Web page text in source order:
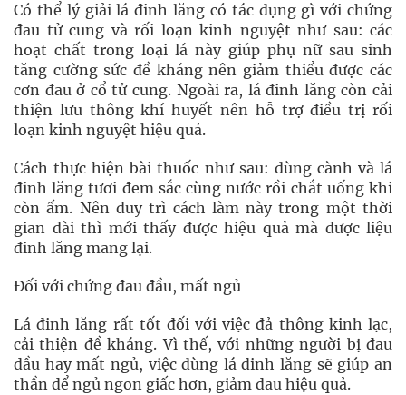
Có thể lý giải lá đinh lăng có tác dụng gì với chứng
đau tử cung và rối loạn kinh nguyệt như sau: các
hoạt chất trong loại lá này giúp phụ nữ sau sinh
tăng cường sức đề kháng nên giảm thiểu được các
cơn đau ở cổ tử cung. Ngoài ra, lá đinh lăng còn cải
thiện lưu thông khí huyết nên hỗ trợ điều trị rối
loạn kinh nguyệt hiệu quả.
Cách thực hiện bài thuốc như sau: dùng cành và lá
đinh lăng tươi đem sắc cùng nước rồi chắt uống khi
còn ấm. Nên duy trì cách làm này trong một thời
gian dài thì mới thấy được hiệu quả mà dược liệu
đinh lăng mang lại.
Đối với chứng đau đầu, mất ngủ
Lá đinh lăng rất tốt đối với việc đả thông kinh lạc,
cải thiện đề kháng. Vì thế, với những người bị đau
đầu hay mất ngủ, việc dùng lá đinh lăng sẽ giúp an
thần để ngủ ngon giấc hơn, giảm đau hiệu quả.